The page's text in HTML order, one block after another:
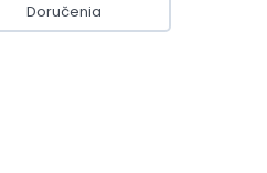
Doručenia